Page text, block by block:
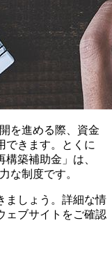
を進める際、資金
できます。とくに
構築補助金」は、
な制度です。
ましょう。詳細な情
ェブサイトをご確認